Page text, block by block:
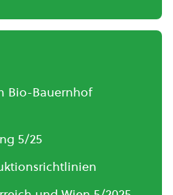
Bio-Bauernhof
5/25